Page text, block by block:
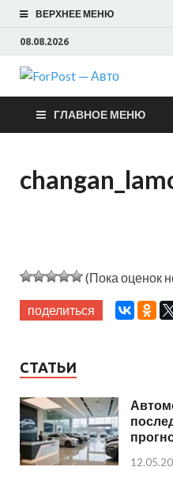
ВЕРХНЕЕ МЕНЮ
08.08.2026
ГЛАВНОЕ МЕНЮ
(Пока оценок
поделиться
СТАТЬИ